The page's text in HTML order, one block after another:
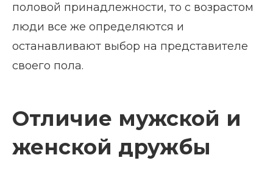
половой принадлежности, то с возрастом
люди все же определяются и
останавливают выбор на представителе
своего пола.
Отличие мужской и
женской дружбы